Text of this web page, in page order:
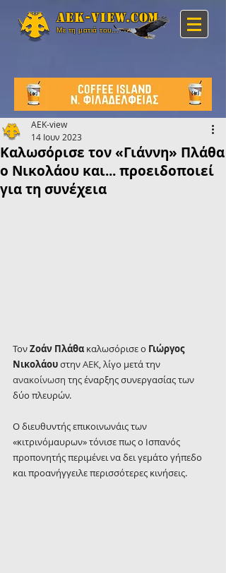
Aek-view.com
Με τη ματιά του...
Καλωσόρισε τον «Γιάννη» Πλάθα
ο Νικολάου και... προειδοποιεί
για τη συνέχεια
AEK-view
14 Ιουν 2023
Τον Ζοάν Πλάθα καλωσόρισε ο Γιώργος
Νικολάου στην ΑΕΚ, λίγο μετά την
ανακοίνωση της έναρξης συνεργασίας των
δύο πλευρών.
Ο διευθυντής επικοινωνάις των
«κιτρινόμαυρων» τόνισε πως ο Ισπανός
προπονητής περιμένει να δει γεμάτο γήπεδο
και προανήγγειλε περισσότερες κινήσεις.